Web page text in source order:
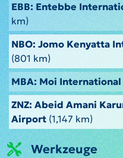
EBB: Entebbe
km)
NBO: Jomo Kenyatta
(801 km)
MBA: Moi
ZNZ: Abeid Amani
Airport (1,147 km)
Werkzeuge